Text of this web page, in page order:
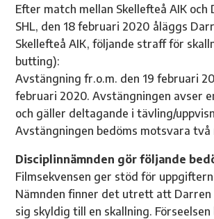
Efter match mellan Skellefteå AIK och
SHL, den 18 februari 2020 åläggs
Skellefteå AIK, följande straff för
butting):
Avstängning fr.o.m. den 19 februari
februari 2020. Avstängningen avser
och gäller deltagande i tävling/
Avstängningen bedöms motsvara två
Disciplinnämnden gör följande
Filmsekvensen ger stöd för
Nämnden finner det utrett att
sig skyldig till en skallning.